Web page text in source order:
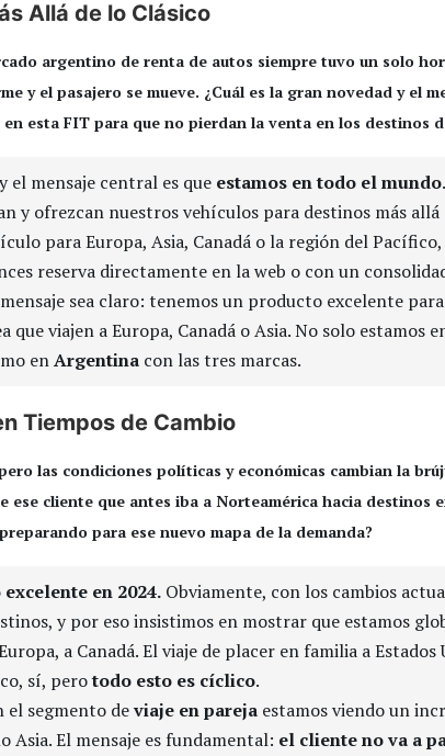
Allá de lo Clásico
argentino de renta de autos siempre tuvo un solo
y el pasajero se mueve. ¿Cuál es la gran novedad y el
en esta FIT para que no pierdan la venta en los destinos
el mensaje central es que estamos en todo el mundo
y ofrezcan nuestros vehículos para destinos más allá
para Europa, Asia, Canadá o la región del
reserva directamente en la web o con un
sea claro: tenemos un producto excelente
que viajen a Europa, Canadá o Asia. No solo estamos
enArgentina con las tres marcas.
Tiempos de Cambio
las condiciones políticas y económicas cambian la
ese cliente que antes iba a Norteamérica hacia destinos
para ese nuevo mapa de la demanda?
en 2024. Obviamente, con los cambios
y por eso insistimos en mostrar que estamos
a Canadá. El viaje de placer en familia a Estados
sí, perotodo esto es cíclico.
el segmento deviaje en pareja estamos viendo un
Asia. El mensaje es fundamental: el cliente no va a